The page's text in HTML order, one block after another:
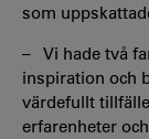
som
– Vi hade två
inspiration och
värdefullt
erfarenheter